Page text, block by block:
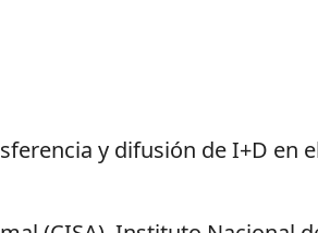
y difusión de I+D en